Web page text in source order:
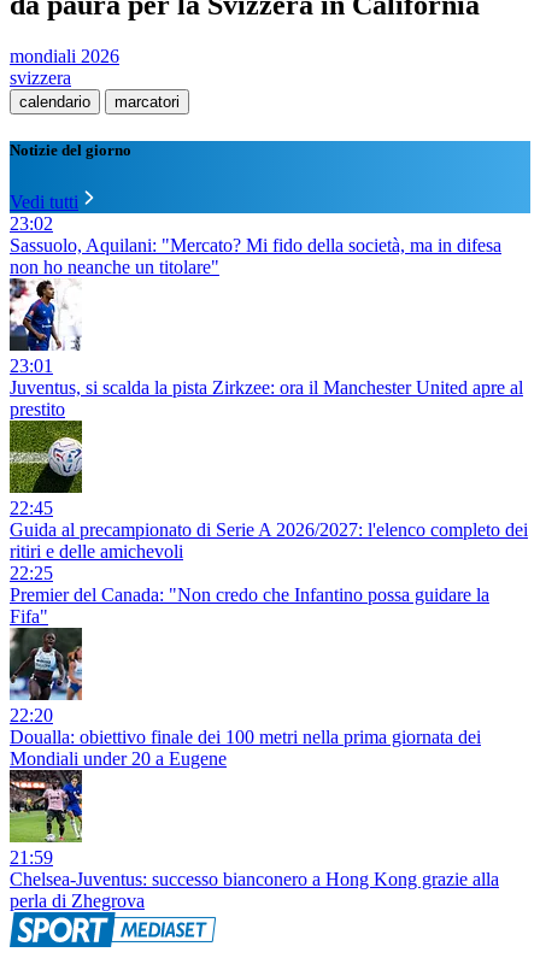
mondiali 2026
svizzera
calendario marcatori
Notizie del giorno
Vedi tutti
23:02
Sassuolo, Aquilani: "Mercato? Mi fido della società, ma in difesa
non ho neanche un titolare"
23:01
Juventus, si scalda la pista Zirkzee: ora il Manchester United apre al
prestito
22:45
Guida al precampionato di Serie A 2026/2027: l'elenco completo dei
ritiri e delle amichevoli
22:25
Premier del Canada: "Non credo che Infantino possa guidare la
Fifa"
22:20
Doualla: obiettivo finale dei 100 metri nella prima giornata dei
Mondiali under 20 a Eugene
21:59
Chelsea-Juventus: successo bianconero a Hong Kong grazie alla
perla di Zhegrova